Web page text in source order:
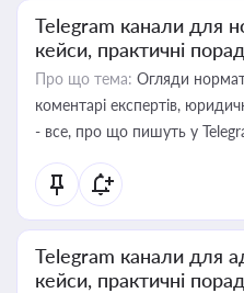
Telegram канали для
кейси, практичні
Про що тема: Огляди
коментарі експертів,
- все, про що пишуть у
Telegram канали для
кейси, практичні